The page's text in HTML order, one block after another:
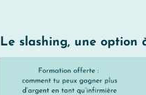
Le slashing, une option